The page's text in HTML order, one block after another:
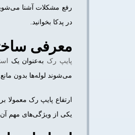
رفع مشکلات آشنا
در پدکا بخوانید.
معرفی
پایپ رک به‌عنوان یک
می‌شوند لوله‌ها بدون
ارتفاع پایپ رک
یکی از ویژگی‌های مهم